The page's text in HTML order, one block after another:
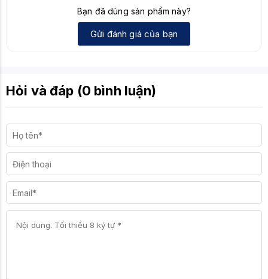
Thường có các màu:
Đen, Trắng
Khoảng 310 x 101 x 38 mm (Xấp xỉ cho
Bạn đã dùng sản phẩm này?
Gửi đánh giá của bạn
Hỏi và đáp (0 bình luận)